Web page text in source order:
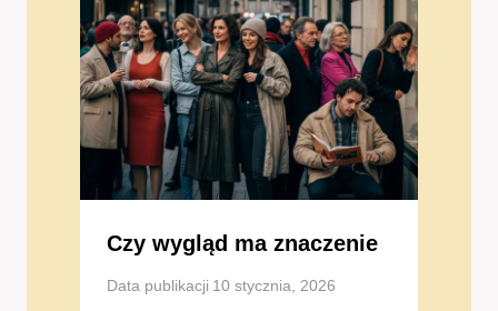
Czy wygląd ma znaczenie
Data publikacji 10 stycznia, 2026